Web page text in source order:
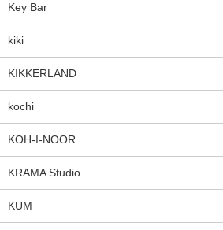
Key Bar
kiki
KIKKERLAND
kochi
KOH-I-NOOR
KRAMA Studio
KUM